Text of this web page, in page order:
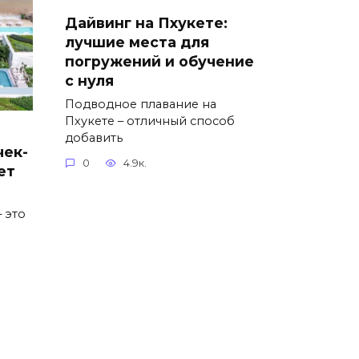
это
Дайвинг на Пхукете:
лучшие места для
погружений и обучение
с нуля
Подводное плавание на
Пхукете – отличный способ
добавить
0 4.9к.